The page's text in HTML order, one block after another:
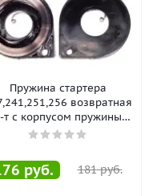
Пружина стартера
возвратная
т с корпусом пружины
CHAMPION , , шт
руб. 181руб.